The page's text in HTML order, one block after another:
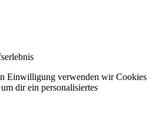
Einwilligung verwenden wir Cookies
dir ein personalisiertes